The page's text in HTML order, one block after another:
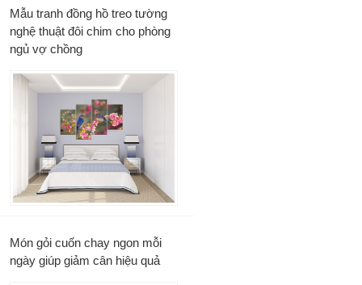
Mẫu tranh đồng hồ treo tường
nghệ thuật đôi chim cho phòng
ngủ vợ chồng
Món gỏi cuốn chay ngon mỗi
ngày giúp giảm cân hiệu quả